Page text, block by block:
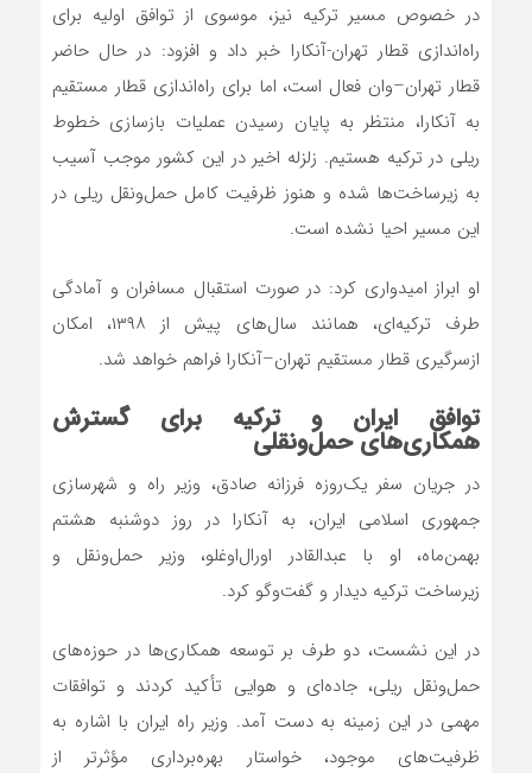
در خصوص مسیر ترکیه نیز، موسوی از توافق اولیه برای
راه‌اندازی قطار تهران-آنکارا خبر داد و افزود: در حال حاضر
قطار تهران–وان فعال است، اما برای راه‌اندازی قطار مستقیم
به آنکارا، منتظر به پایان رسیدن عملیات بازسازی خطوط
ریلی در ترکیه هستیم. زلزله اخیر در این کشور موجب آسیب
به زیرساخت‌ها شده و هنوز ظرفیت کامل حمل‌ونقل ریلی در
این مسیر احیا نشده است.
او ابراز امیدواری کرد: در صورت استقبال مسافران و آمادگی
طرف ترکیه‌ای، همانند سال‌های پیش از ۱۳۹۸، امکان
ازسرگیری قطار مستقیم تهران–آنکارا فراهم خواهد شد.
توافق ایران و ترکیه برای گسترش
همکاری‌های حمل‌ونقلی
در جریان سفر یک‌روزه فرزانه صادق، وزیر راه و شهرسازی
جمهوری اسلامی ایران، به آنکارا در روز دوشنبه هشتم
بهمن‌ماه، او با عبدالقادر اورال‌اوغلو، وزیر حمل‌ونقل و
زیرساخت ترکیه دیدار و گفت‌وگو کرد.
در این نشست، دو طرف بر توسعه همکاری‌ها در حوزه‌های
حمل‌ونقل ریلی، جاده‌ای و هوایی تأکید کردند و توافقات
مهمی در این زمینه به دست آمد. وزیر راه ایران با اشاره به
ظرفیت‌های موجود، خواستار بهره‌برداری مؤثرتر از